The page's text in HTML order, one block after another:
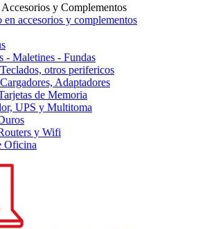
Accesorios y Complementos
en accesorios y complementos
- Maletines - Fundas
otros perifericos
Adaptadores
de Memoria
UPS y Multitoma
y Wifi
Oficina